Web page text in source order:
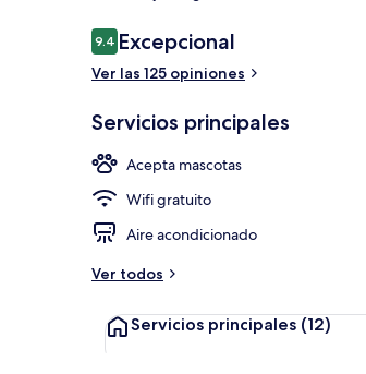
Opiniones
9.49.4 de 10,
Excepcional
Ver las 125 opiniones
Servicios principales
Acepta mascotas
Wifi gratuito
Aire acondicionado
Ver todos
Servicios principales (12)